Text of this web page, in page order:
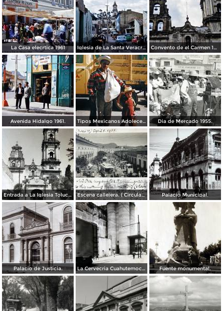
La Casa elecrtica 1961 Iglesia de La Santa Veracruz 1961 Convento de el Carmen 1961.
Avenida Hidalgo 1961. Tipos Mexicanos Adolecente 1961. Dia de Mercado 1955.
Entrada a La Iglesia Toluca, Edo de México 1955. Escena callejera. ( Circulada el 8 de Abril de 1908 ). Palacio Municipal.
Palacio de Justicia. La Cervecria Cuahutemoc en Toluca, Edo de México ( Fechada el 2 de Mayo de 1957 ). Fuente monumental.